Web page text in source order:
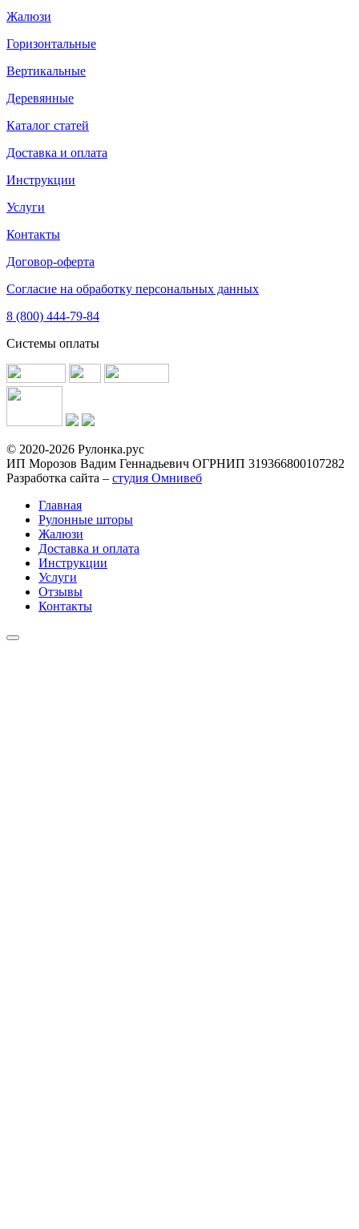
Жалюзи
Горизонтальные
Вертикальные
Деревянные
Каталог статей
Доставка и оплата
Инструкции
Услуги
Контакты
Договор-оферта
Согласие на обработку персональных данных
8 (800) 444-79-84
Системы оплаты
© 2020-2026 Рулонка.рус
ИП Морозов Вадим Геннадьевич ОГРНИП 319366800107282
Разработка сайта – студия Омнивеб
Главная
Рулонные шторы
Жалюзи
Доставка и оплата
Инструкции
Услуги
Отзывы
Контакты